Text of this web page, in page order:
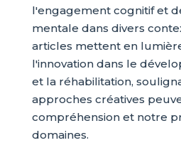
l'engagement cognitif et
mentale dans divers
articles mettent en
l'innovation dans le
et la réhabilitation,
approches créatives
compréhension et notre
domaines.